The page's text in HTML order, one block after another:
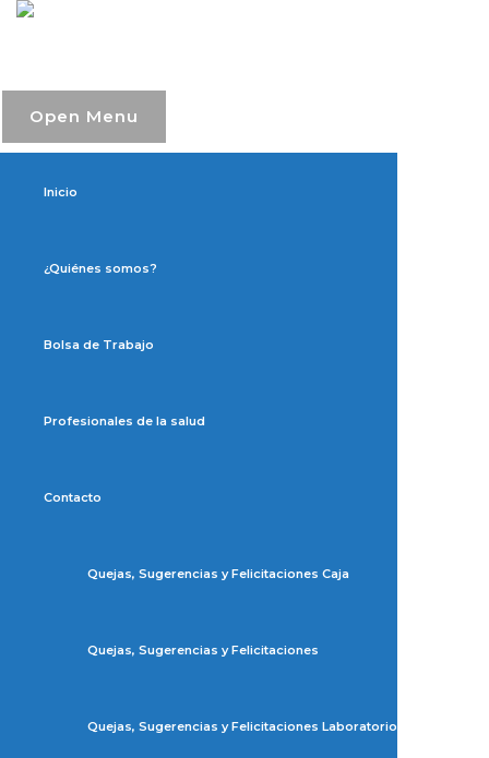
Open Menu
Inicio
¿Quiénes somos?
Bolsa de Trabajo
Profesionales de la salud
Contacto
Quejas, Sugerencias y Felicitaciones Caja
Quejas, Sugerencias y Felicitaciones
Quejas, Sugerencias y Felicitaciones Laboratorio